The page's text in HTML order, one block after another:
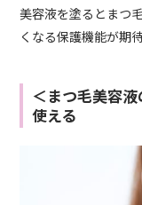
美容液を塗るとまつ
くなる保護機能が期
＜まつ毛美容
使える